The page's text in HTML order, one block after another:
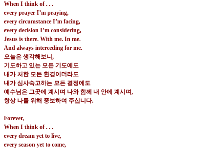
When I think of . . .
every prayer I’m praying,
every circumstance I’m facing,
every decision I’m considering,
Jesus is there. With me. In me.
And always interceding for me.
오늘은 생각해보니 ,
기도하고 있는 모든 기도에도
내가 처한 모든 환경이더라도
내가 심사숙고하는 모든 결정에도
예수님은 그곳에 계시며 나와 함께 내 안에 계시며,
항상 나를 위해 중보하여 주십니다.
Forever,
When I think of . . .
every dream yet to live,
every season yet to come,